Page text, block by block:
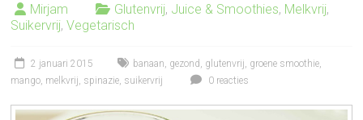
Mirjam Glutenvrij, Juice & Smoothies, Melkvrij,
Suikervrij,Vegetarisch
2 januari 2015 banaan gezond glutenvrij groene smoothie
mango melkvrij spinazie suikervrij 0 reacties